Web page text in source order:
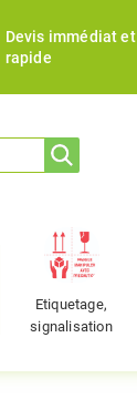
Devis immédiat et
rapide
Etiquetage,
signalisation